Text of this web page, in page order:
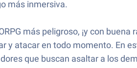
más inmersiva.
más peligroso, ¡y con
y atacar en todo momento. En
que buscan asaltar a los